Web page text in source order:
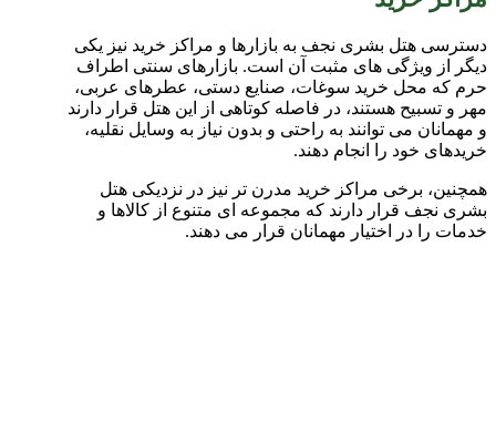
دسترسی هتل بشری نجف به بازارها و مراکز خرید نیز یکی
دیگر از ویژگی های مثبت آن است. بازارهای سنتی اطراف
حرم که محل خرید سوغات، صنایع دستی، عطرهای عربی،
مهر و تسبیح هستند، در فاصله کوتاهی از این هتل قرار دارند
و مهمانان می توانند به راحتی و بدون نیاز به وسایل نقلیه،
خریدهای خود را انجام دهند.
همچنین، برخی مراکز خرید مدرن تر نیز در نزدیکی هتل
بشری نجف قرار دارند که مجموعه ای متنوع از کالاها و
خدمات را در اختیار مهمانان قرار می دهند.